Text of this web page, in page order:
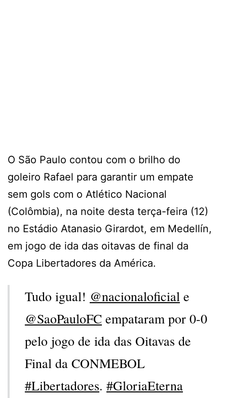
O São Paulo contou com o brilho do
goleiro Rafael para garantir um empate
sem gols com o Atlético Nacional
(Colômbia), na noite desta terça-feira (12)
no Estádio Atanasio Girardot, em Medellín,
em jogo de ida das oitavas de final da
Copa Libertadores da América.
Tudo igual! @nacionaloficial e
@SaoPauloFC empataram por 0-0
pelo jogo de ida das Oitavas de
Final da CONMEBOL
#Libertadores. #GloriaEterna